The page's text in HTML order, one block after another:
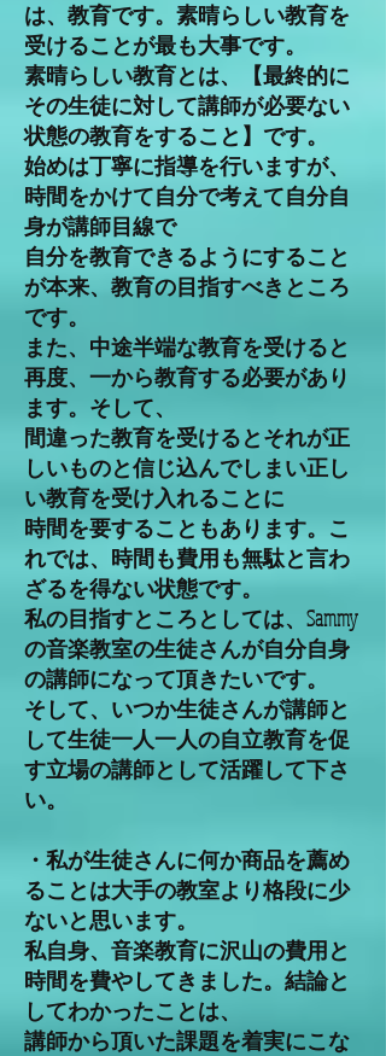
は、教育です。素晴らしい教育を
受けることが最も大事です。
素晴らしい教育とは、【最終的に
その生徒に対して講師が必要ない
状態の教育をすること】です。
始めは丁寧に指導を行いますが、
時間をかけて自分で考えて自分自
身が講師目線で
自分を教育できるようにすること
が本来、教育の目指すべきところ
です。
また、中途半端な教育を受けると
再度、一から教育する必要があり
ます。そして、
間違った教育を受けるとそれが正
しいものと信じ込んでしまい正し
い教育を受け入れることに
時間を要することもあります。こ
れでは、時間も費用も無駄と言わ
ざるを得ない状態です。
私の目指すところとしては、Sammy
の音楽教室の生徒さんが自分自身
の講師になって頂きたいです。
そして、いつか生徒さんが講師と
して生徒一人一人の自立教育を促
す立場の講師として活躍して下さ
い。
・私が生徒さんに何か商品を薦め
ることは大手の教室より格段に少
ないと思います。
私自身、音楽教育に沢山の費用と
時間を費やしてきました。結論と
してわかったことは、
講師から頂いた課題を着実にこな